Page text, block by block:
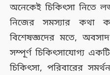
অনেকেই চিকিৎসা নিতে
নিজের সমস্যার কথা
বিশেষজ্ঞদের মতে,
সম্পূর্ণ চিকিৎসাযোগ্য
চিকিৎসা, পরিবারের